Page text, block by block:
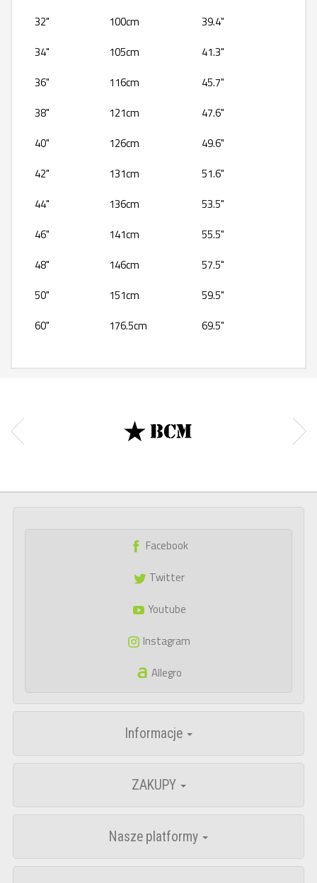
32"
100cm
39.4"
34"
105cm
41.3"
36"
116cm
45.7"
38"
121cm
47.6"
40"
126cm
49.6"
42"
131cm
51.6"
44"
136cm
53.5"
46"
141cm
55.5"
48"
146cm
57.5"
50"
151cm
59.5"
60"
176.5cm 69.5"
Facebook
Twitter
Youtube
Instagram
Allegro
Informacje
ZAKUPY
Nasze platformy